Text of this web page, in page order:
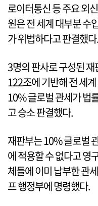
로이터통신 등 주요 외
원은 전 세계 대부분 수
가 위법하다고 판결했다.
3명의 판사로 구성된
122조에 기반해 전 세
10% 글로벌 관세가 법
고 승소 판결했다.
재판부는 10% 글로벌
에 적용할 수 없다고 영
체들에 이미 납부한 관
프 행정부에 명령했다.